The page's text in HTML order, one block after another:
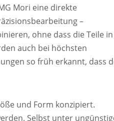
Mori eine direkte
–
ohne dass die Teile in
auch bei höchsten
so früh erkannt, dass
und Form konzipiert.
Selbst unter